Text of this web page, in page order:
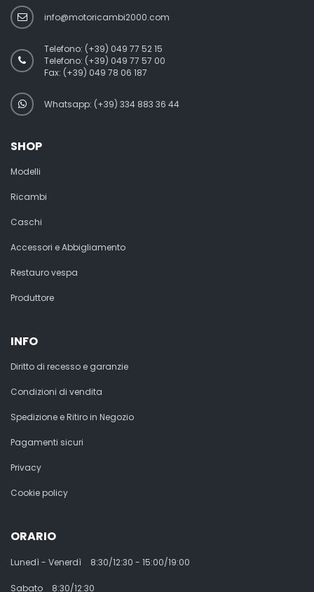
info@motoricambi2000.com
Telefono: (+39) 049 77 52 15
Telefono: (+39) 049 77 57 00
Fax: (+39) 049 78 06 187
Whatsapp: (+39) 334 883 36 44
SHOP
Modelli
Ricambi
Caschi
Accessori e Abbigliamento
Restauro vespa
Produttore
INFO
Diritto di recesso e garanzie
Condizioni di vendita
Spedizione e Ritiro in Negozio
Pagamenti sicuri
Privacy
Cookie policy
ORARIO
Lunedì - Venerdì 8:30/12:30 - 15:00/19:00
Sabato 8:30/12:30